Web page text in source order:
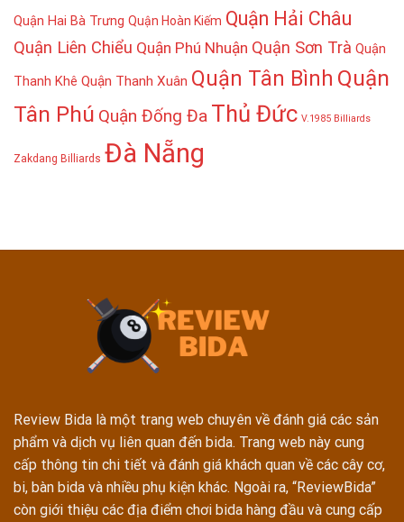
Quận Hai Bà Trưng Quận Hoàn Kiếm Quận Hải Châu
Quận Liên Chiểu Quận Phú Nhuận Quận Sơn Trà Quận
Thanh Khê Quận Thanh Xuân Quận Tân Bình Quận
Tân Phú Quận Đống Đa Thủ Đức V.1985 Billiards
Zakdang Billiards Đà Nẵng
Review Bida là một trang web chuyên về đánh giá các sản
phẩm và dịch vụ liên quan đến bida. Trang web này cung
cấp thông tin chi tiết và đánh giá khách quan về các cây cơ,
bi, bàn bida và nhiều phụ kiện khác. Ngoài ra, “ReviewBida”
còn giới thiệu các địa điểm chơi bida hàng đầu và cung cấp